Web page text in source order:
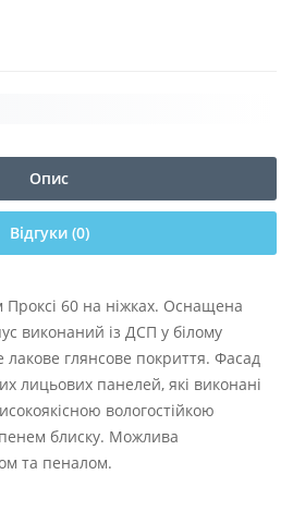
Опис
Відгуки (0)
60 на ніжках. Оснащена
виконаний із ДСП у білому
лакове глянсове покриття. Фасад
лицьових панелей, які виконані
вологостійкою
блиску. Можлива
та пеналом.